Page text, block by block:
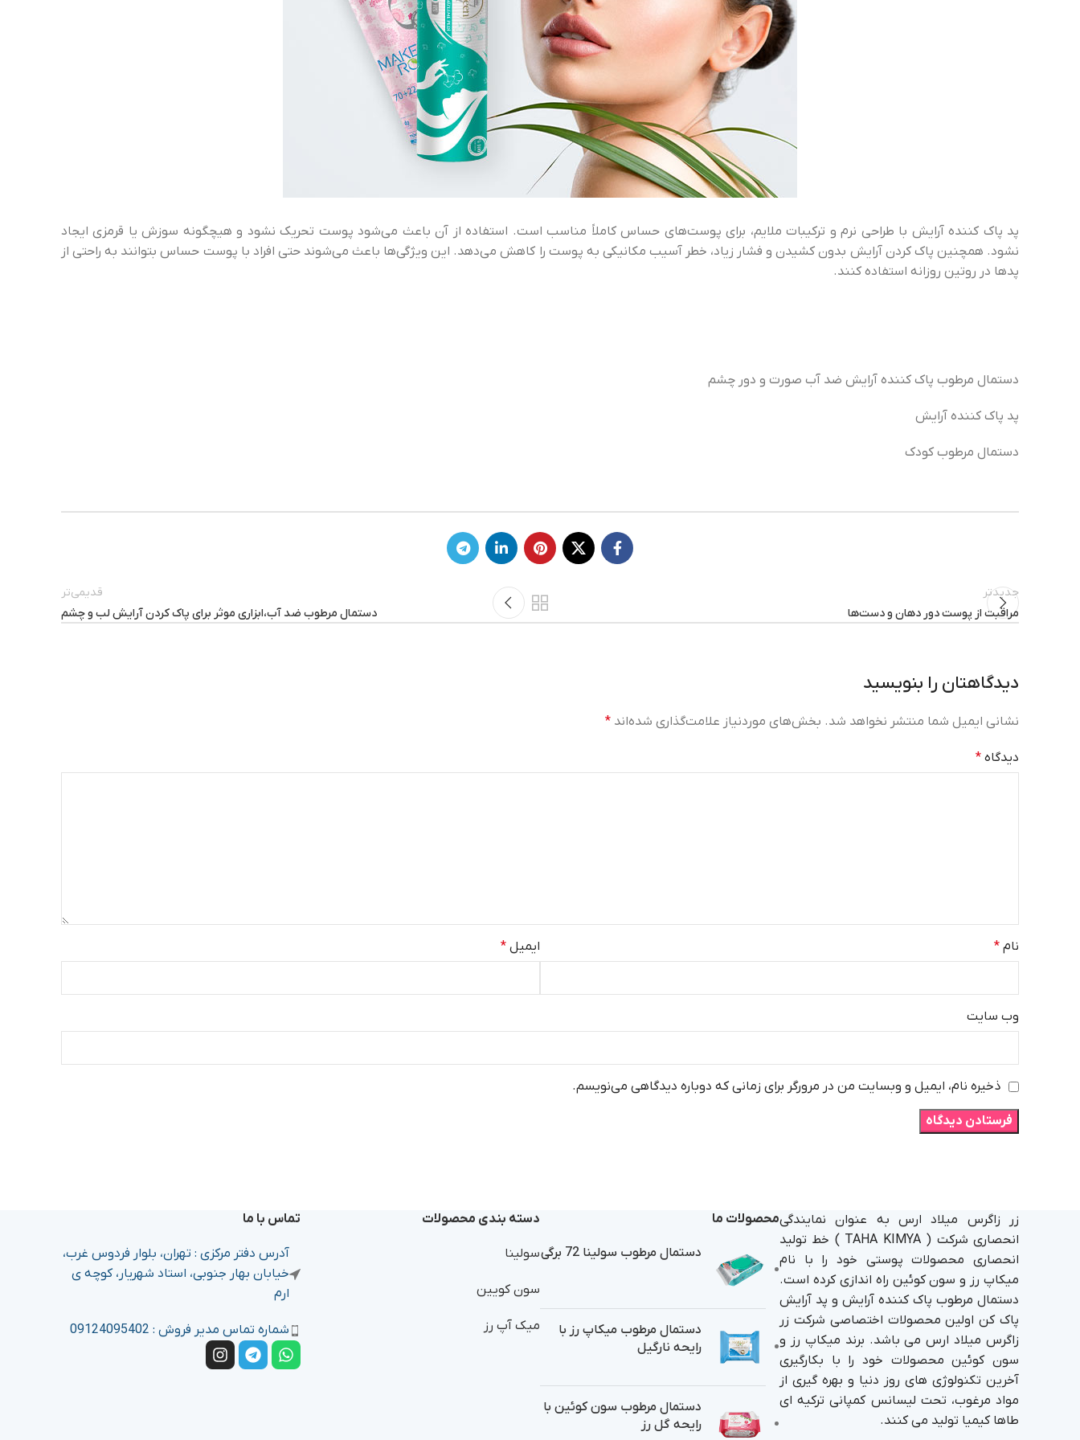
پد پاک کننده آرایش با طراحی نرم و ترکیبات ملایم، برای پوست‌های حساس کاملاً مناسب است. استفاده از آن باعث می‌شود پوست تحریک نشود و هیچگونه سوزش یا قرمزی ایجاد
نشود. همچنین پاک کردن آرایش بدون کشیدن و فشار زیاد، خطر آسیب مکانیکی به پوست را کاهش می‌دهد. این ویژگی‌ها باعث می‌شوند حتی افراد با پوست حساس بتوانند به راحتی از
پدها در روتین روزانه استفاده کنند.
دستمال مرطوب پاک کننده آرایش ضد آب صورت و دور چشم
پد پاک کننده آرایش
دستمال مرطوب کودک
جدیدتر
مراقبت از پوست دور دهان و دست‌ها
قدیمی‌تر
دستمال مرطوب ضد آب،ابزاری موثر برای پاک کردن آرایش لب و چشم
دیدگاهتان را بنویسید
نشانی ایمیل شما منتشر نخواهد شد. بخش‌های موردنیاز علامت‌گذاری شده‌اند *
دیدگاه *
نام * ایمیل *
وب‌ سایت
ذخیره نام، ایمیل و وبسایت من در مرورگر برای زمانی که دوباره دیدگاهی می‌نویسم.
زر زاگرس میلاد ارس به عنوان نمایندگی
انحصاری شرکت ( TAHA KIMYA ) خط تولید
انحصاری محصولات پوستی خود را با نام
میکاپ رز و سون کوئین راه اندازی کرده است.
دستمال مرطوب پاک کننده آرایش و پد آرایش
پاک کن اولین محصولات اختصاصی شرکت زر
زاگرس میلاد ارس می باشد. برند میکاپ رز و
سون کوئین محصولات خود را با بکارگیری
آخرین تکنولوژی های روز دنیا و بهره گیری از
مواد مرغوب، تحت لیسانس کمپانی ترکیه ای
طاها کیمیا تولید می کنند.
محصولات ما
دستمال مرطوب سولینا 72 برگی
دستمال مرطوب میکاپ رز با
رایحه نارگیل
دستمال مرطوب سون کوئین با
رایحه گل رز
دسته بندی محصولات
سولینا
سون کویین
میک آپ رز
تماس با ما
آدرس دفتر مرکزی : تهران، بلوار فردوس غرب،
خیابان بهار جنوبی، استاد شهریار، کوچه ی
ارم
شماره تماس مدیر فروش : 09124095402